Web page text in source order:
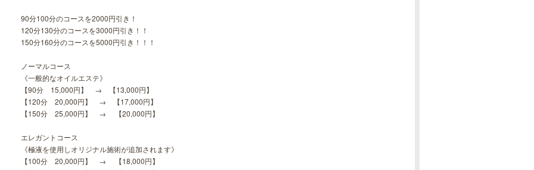
90分100分のコースを2000円引き！
120分130分のコースを3000円引き！！
150分160分のコースを5000円引き！！！
ノーマルコース
《一般的なオイルエステ》
【90分 15,000円】 → 【13,000円】
【120分 20,000円】 → 【17,000円】
【150分 25,000円】 → 【20,000円】
エレガントコース
《極液を使用しオリジナル施術が追加されます》
【100分 20,000円】 → 【18,000円】